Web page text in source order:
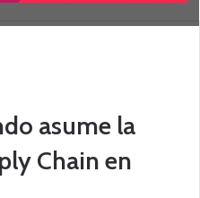
asume la
Chain en